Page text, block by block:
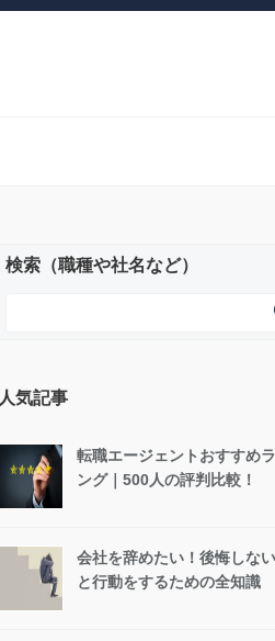
検索（職種や社名など）
人気記事
転職エージェントおすすめ
ング｜500人の評判比較！
会社を辞めたい！後悔しな
と行動をするための全知識